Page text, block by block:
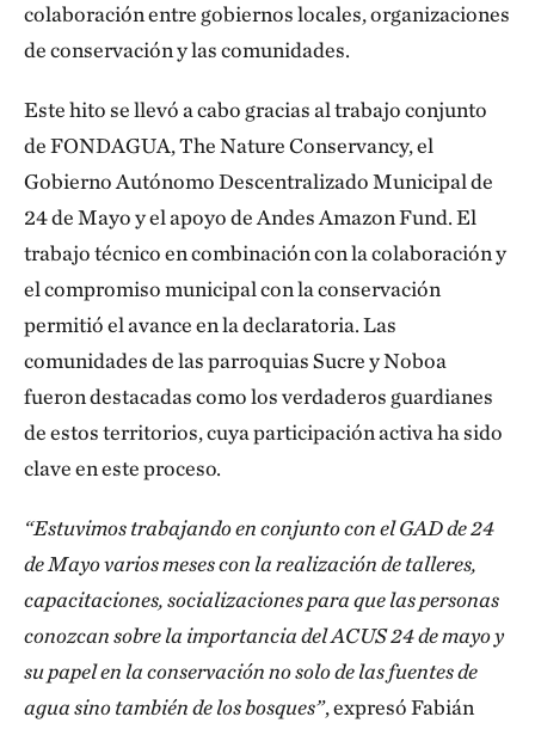
colaboración entre gobiernos locales, organizaciones
de conservación y las comunidades.
Este hito se llevó a cabo gracias al trabajo conjunto
de FONDAGUA, The Nature Conservancy, el
Gobierno Autónomo Descentralizado Municipal de
24 de Mayo y el apoyo de Andes Amazon Fund. El
trabajo técnico en combinación con la colaboración y
el compromiso municipal con la conservación
permitió el avance en la declaratoria. Las
comunidades de las parroquias Sucre y Noboa
fueron destacadas como los verdaderos guardianes
de estos territorios, cuya participación activa ha sido
clave en este proceso.
“Estuvimos trabajando en conjunto con el GAD de 24
de Mayo varios meses con la realización de talleres,
capacitaciones, socializaciones para que las personas
conozcan sobre la importancia del ACUS 24 de mayo y
su papel en la conservación no solo de las fuentes de
agua sino también de los bosques”, expresó Fabián